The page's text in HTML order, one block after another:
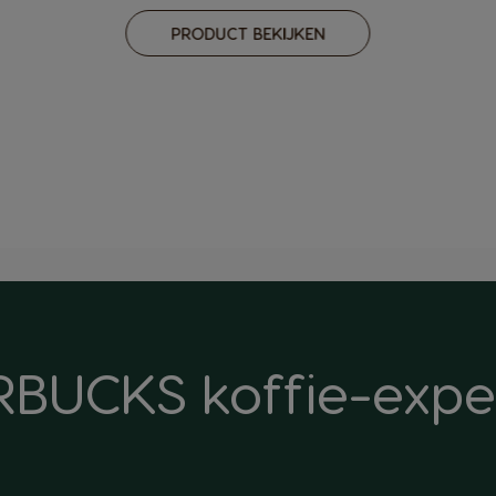
PRODUCT BEKIJKEN
koffie-